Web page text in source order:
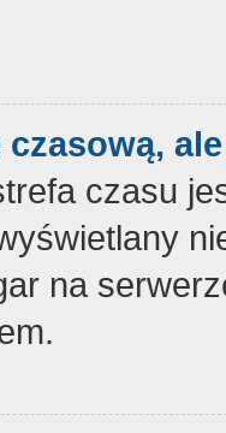
czasową,
czasu
na